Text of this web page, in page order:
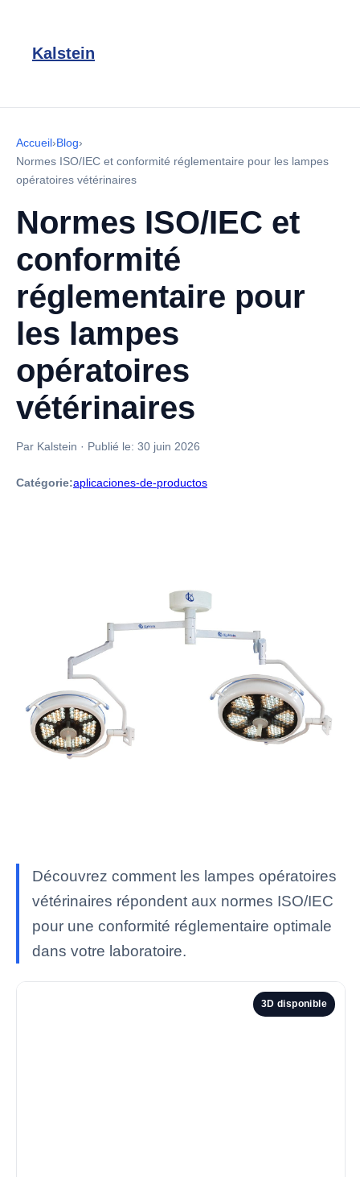
Kalstein
Accueil›Blog›
Normes ISO/IEC et conformité réglementaire pour les lampes
opératoires vétérinaires
Normes ISO/IEC et
conformité
réglementaire pour
les lampes
opératoires
vétérinaires
Par Kalstein · Publié le: 30 juin 2026
Catégorie:aplicaciones-de-productos
Découvrez comment les lampes opératoires
vétérinaires répondent aux normes ISO/IEC
pour une conformité réglementaire optimale
dans votre laboratoire.
3D disponible